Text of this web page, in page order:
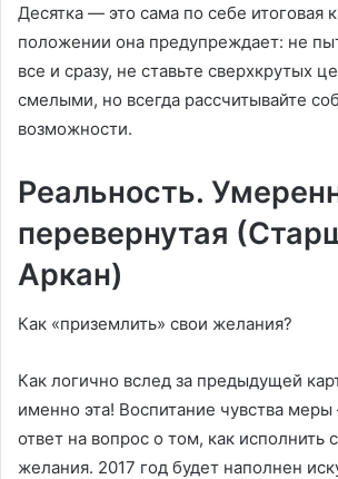
Десятка — это сама по себе итоговая
положении она предупреждает: не
все и сразу, не ставьте сверхкрутых
смелыми, но всегда рассчитывайте
возможности.
Реальность.
перевернутая
Аркан)
Как «приземлить» свои желания?
Как логично вслед за предыдущей
именно эта! Воспитание чувства
ответ на вопрос о том, как исполнить
желания. 2017 год будет наполнен